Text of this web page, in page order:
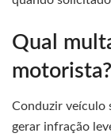
Qual
motorista?
Conduzir veículo
gerar infração